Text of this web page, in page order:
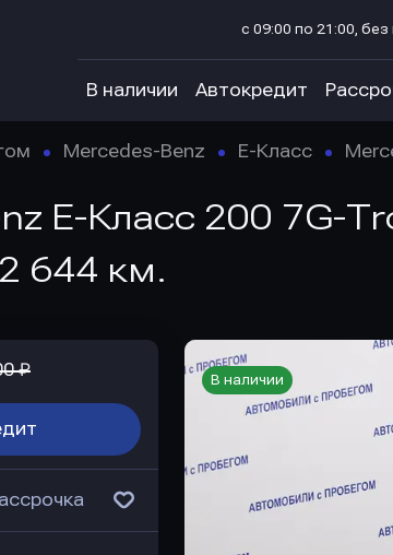
с 09:00 по 21:00,
В наличии Автокредит
Mercedes-Benz E-Класс
E-Класс 200 7G-
644 км.
В наличии
₽